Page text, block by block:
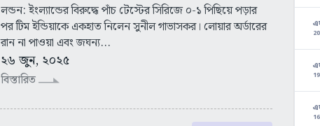
লন্ডন: ইংল্যান্ডের বিরুদ্ধে পাঁচ টেস্টের সিরিজে ০-১ পিছিয়ে পড়ার
পর টিম ইন্ডিয়াকে একহাত নিলেন সুনীল গাভাসকর। লোয়ার অর্ডারের
রান না পাওয়া এবং জঘন্য...
২৬ জুন, ২০২৫
বিস্তারিত